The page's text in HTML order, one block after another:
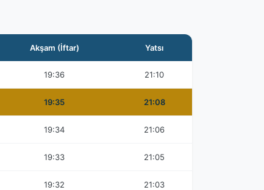
Akşam (İftar) Yatsı
19:36 21:10
19:35 21:08
19:34 21:06
19:33 21:05
19:32 21:03